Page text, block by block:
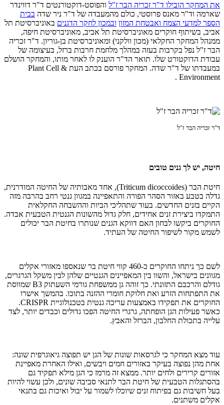
את המחקר הובילו ד"ר זכריה הבר ז"ל והפוסט-דוקטורנטים ד"ר דווינדר
שארמה וד"ר מאנס פרוסטי, כולם מהמעבדה של ד"ר ניר שדה בבית
הספר למדעי הצמח ואבטחת המזון ובמכון לחקר הדגנים באוניברסיטת תל
אביב, בשיתוף חוקרים מאוניברסיטת תל אביב, מאוניברסיטת חיפה,
ממנהל המחקר החקלאי (מכון וולקני) ומאוניברסיטת בן-גוריון. ד"ר זכריה
הבר ז"ל נפל בקרבות בעזה במהלך מלחמת חרבות ברזל, בעיצומה של
עבודת הדוקטורט שלו. תואר הד"ר הוענק לו לאחר מותו, והמחקר הושלם
במעבדתו של ד"ר שדה. המחקר פורסם בכתב העת Plant Cell &
Environment .
ד"ר זכריה הבר ז"ל
חיטה, יש לך גנים טובים
חיטת הבר (Triticum dicoccoides), אחד מאבותיה של החיטה המודרנית,
גדלה בטבע באזור הסהר הפורה והתאפיינה במגוון גנטי רחב בהרבה מזה
הקיים בזנים החדשים. בעוד שתהליכי הביות וההשבחה החקלאית
התמקדו ביצירת זנים אחידים, חלק גדול מהשונות הגנטית הטבעית אבדה.
החוקרים ביקשו לבחון האם דווקא הגנים שנותרו בחיטת הבר יכולים
לשמש מקור לשיפור החיטה של העתיד.
לשם כך ניתחו החוקרים כ-460 קווי חיטת בר שנאספו מאזורי אקלים
מגוונים בישראל, והשוו בין המאפיינים הגנטיים שלהן לבין משקל הגרגרים,
גודלם והרכבם התזונתי. כך זוהה גן ממשפחת גורמי השעתוק B3 שמווסת
את התפתחות הזרע ואת חלוקת חומרי ההזנה בתוכו. בהמשך אישרו
החוקרים את תפקידו באמצעות עריכה גנטית בטכנולוגיית CRISPR.
כאשר פעילות הגן הופחתה, גרגרי החיטה הפכו גדולים וכבדים יותר, לצד
עלייה בתכולת החלבון, הברזל והאבץ.
עוד מצא המחקר כי לגרסאות שונות של הגן יש תפוצה גיאוגרפית שונה:
אחת מהן נפוצה בעיקר באזורים חמים ויבשים, ואילו האחרת מאפיינת
אזורים קרירים ולחים יותר. ממצא זה מרמז כי הגן מילא תפקיד גם
בהסתגלות הטבעית של חיטת הבר לתנאי סביבה שונים, ולכן עשוי להיות
בעל חשיבות גם בפיתוח זנים שיוכלו לשמור על יבול ואיכות גם בתנאי
אקלים משתנים.